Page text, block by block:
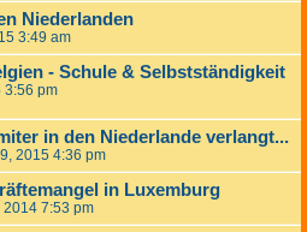
Niederlanden
3:49 am
- Schule & Selbstständigkeit
3:56 pm
in den Niederlande verlangt...
2015 4:36 pm
in Luxemburg
2014 7:53 pm